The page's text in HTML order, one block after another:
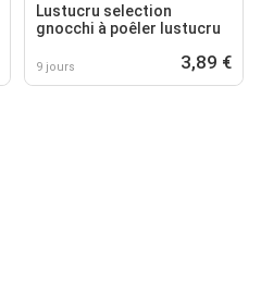
Lustucru selection
gnocchi à poêler lustucru
9 jours 3,89 €